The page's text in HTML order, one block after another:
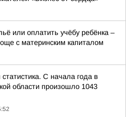
или оплатить учёбу ребёнка –
с материнским капиталом
С начала года в
области произошло 1043